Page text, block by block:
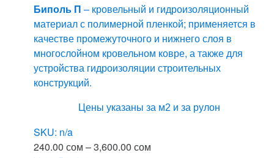
Биполь П – кровельный и гидроизоляционный
материал с полимерной пленкой; применяется в
качестве промежуточного и нижнего слоя в
многослойном кровельном ковре, а также для
устройства гидроизоляции строительных
конструкций.
Цены указаны за м2 и за рулон
SKU: n/a
240.00 сом –3,600.00 сом